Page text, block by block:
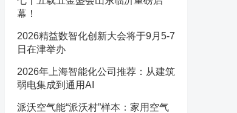
幕！
2026精益数智化创新大会将于9月5-7
日在津举办
2026年上海智能化公司推荐：从建筑
弱电集成到通用AI
派沃空气能“派沃村”样本：家用空气